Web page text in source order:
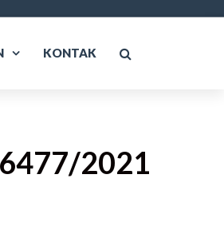
KONTAK
2021